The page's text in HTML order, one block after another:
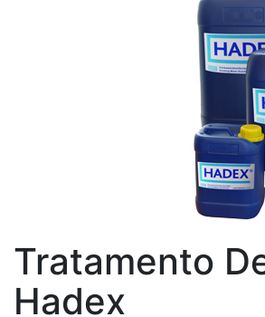
Tratamento
Hadex